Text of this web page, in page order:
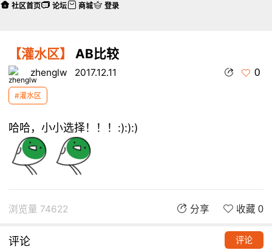
【灌水区】 AB比较
zhenglw 2017.12.11 0
#灌水区
哈哈，小小选择！！！:):):)
浏览量 74622 分享 收藏 0
评论 评论
社区首页 论坛 商城 登录